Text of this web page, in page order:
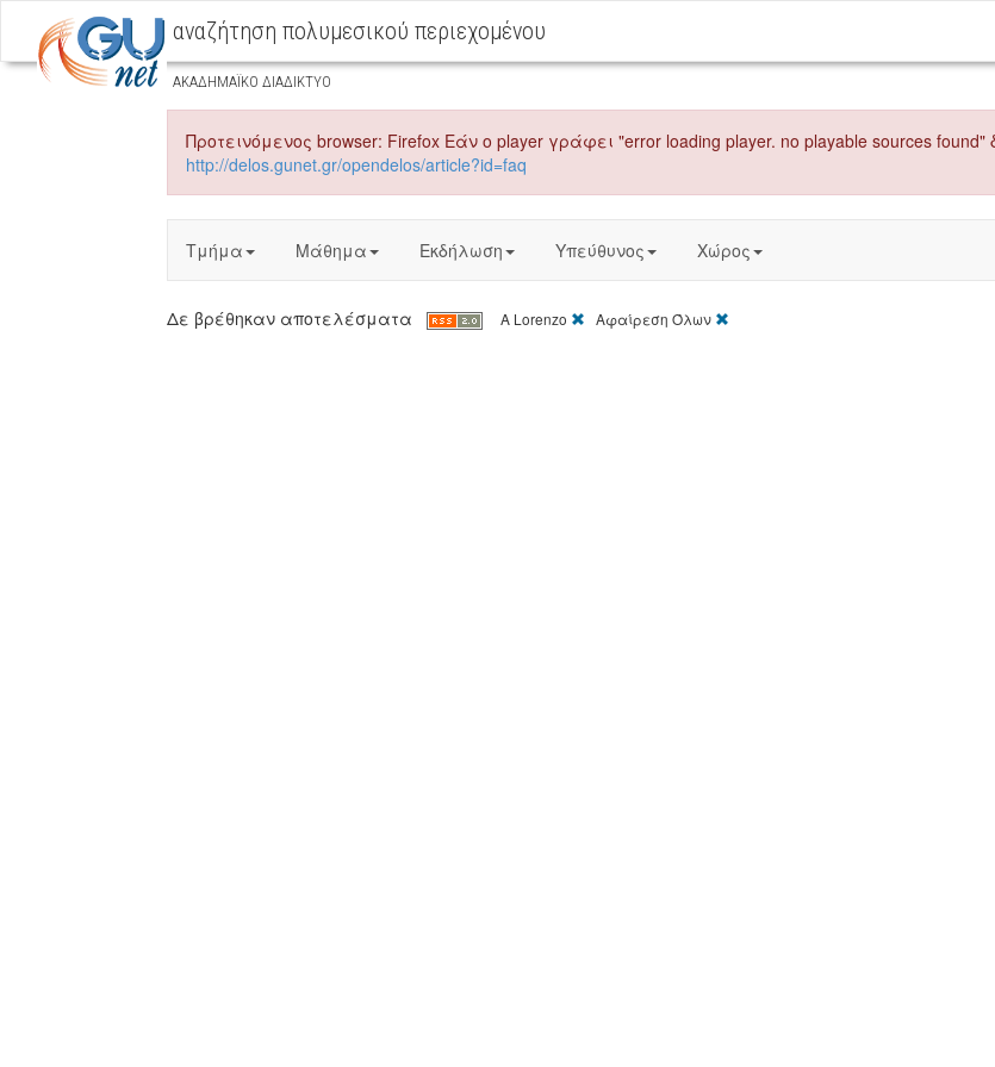
αναζήτηση πολυμεσικού περιεχομένου
ΑΚΑΔΗΜΑΪΚΟ ΔΙΑΔΙΚΤΥΟ
Προτεινόμενος browser: Firefox Εάν ο player γράφει "error loading player. no playable sources
http://delos.gunet.gr/opendelos/article?id=faq
Τμήμα Μάθημα Εκδήλωση Υπεύθυνος Χώρος
Δε βρέθηκαν αποτελέσματα A Lorenzo [X]Αφαίρεση Όλων [X]